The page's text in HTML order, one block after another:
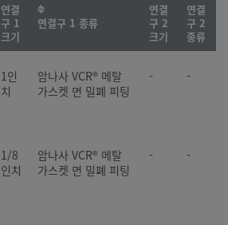
연결
구 1
크기
연결구 1 종류
연결
구 2
크기
연결
구 2
종류
1인
치
암나사 VCR® 메탈
가스켓 면 밀폐 피팅
- -
1/8
인치
암나사 VCR® 메탈
가스켓 면 밀폐 피팅
- -